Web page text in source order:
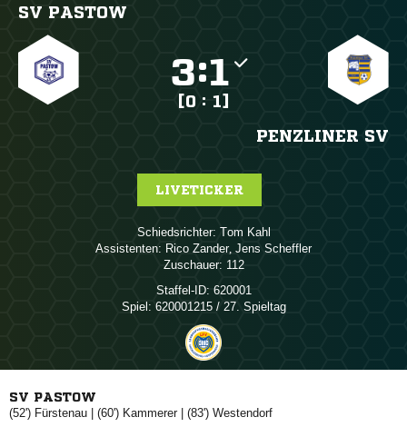
SV PASTOW
:
[0 : 1]
PENZLINER SV
LIVETICKER
Schiedsrichter:  
Assistenten:  ,  
Zuschauer: 112
Staffel-ID: 620001
Spiel: 620001215 / 27. Spieltag
SV PASTOW
(52')  | (60') | (83') 